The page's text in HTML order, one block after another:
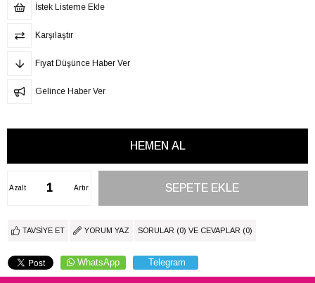
İstek Listeme Ekle
Karşılaştır
Fiyat Düşünce Haber Ver
Gelince Haber Ver
Artır
Azalt
TAVSIYE ET YORUM YAZ SORULAR (0) VE CEVAPLAR (0)
WhatsApp Telegram